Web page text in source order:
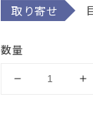
取り寄せ
数量
Ｂ